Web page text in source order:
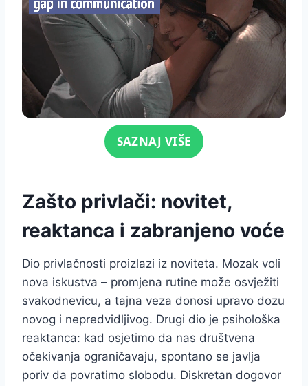
Click for soundSAZNAJ VIŠE
Zašto privlači: novitet,
reaktanca i zabranjeno voće
Dio privlačnosti proizlazi iz noviteta. Mozak voli
nova iskustva – promjena rutine može osvježiti
svakodnevicu, a tajna veza donosi upravo dozu
novog i nepredvidljivog. Drugi dio je psihološka
reaktanca: kad osjetimo da nas društvena
očekivanja ograničavaju, spontano se javlja
poriv da povratimo slobodu. Diskretan dogovor